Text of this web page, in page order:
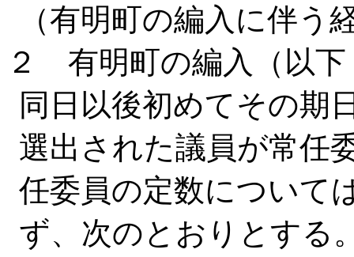
（有明町の編入に伴う
２ 有明町の編入（以下
同日以後初めてその期
選出された議員が常任
任委員の定数について
ず、次のとおりとする